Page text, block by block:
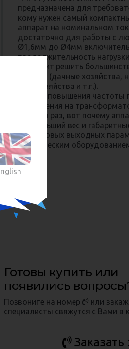
предназначена для
кому нужен самый
аппарат на номинальном
достаточно для работы с
Ø1,6мм до Ø4мм
продолжительность
позволит решить
секторе (дачные хозяйства,
автохозяйства и т.п.).
За счёт повышения частоты
напряжения на
десятки раз, вот почему
раз меньший вес и
одинаковых выходных
классическим
Готовы купить или
появились
Позвоните на номер
или
специалисты свяжутся с Вами в
Заказать